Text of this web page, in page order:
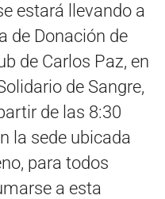
estará llevando a
de Donación de
de Carlos Paz, en
de Sangre,
de las 8:30
la sede ubicada
para todos
a esta